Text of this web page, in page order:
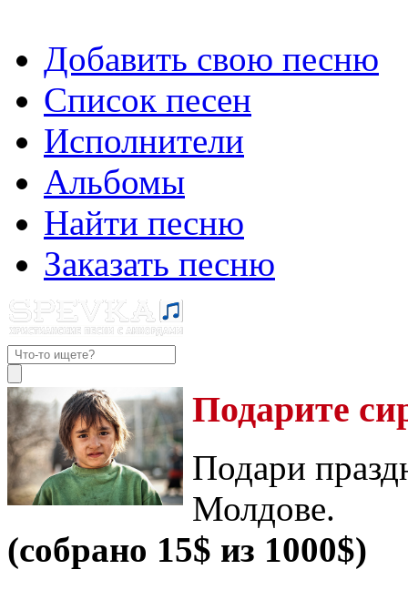
Добавить свою песню
Список песен
Исполнители
Альбомы
Найти песню
Заказать песню
Подарите
Подари
Молдове.
(собрано 15$ из 1000$)